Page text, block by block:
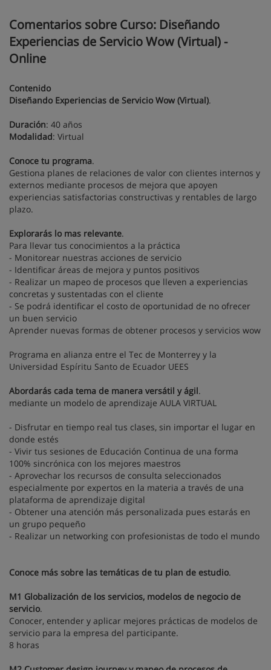
Comentarios sobre Curso: Diseñando
Experiencias de Servicio Wow (Virtual) -
Online
Contenido
Diseñando Experiencias de Servicio Wow (Virtual).
Duración: 40 años
Modalidad: Virtual
Conoce tu programa.
Gestiona planes de relaciones de valor con clientes internos y
externos mediante procesos de mejora que apoyen
experiencias satisfactorias constructivas y rentables de largo
plazo.
Explorarás lo mas relevante.
Para llevar tus conocimientos a la práctica
- Monitorear nuestras acciones de servicio
- Identificar áreas de mejora y puntos positivos
- Realizar un mapeo de procesos que lleven a experiencias
concretas y sustentadas con el cliente
- Se podrá identificar el costo de oportunidad de no ofrecer
un buen servicio
Aprender nuevas formas de obtener procesos y servicios wow
Programa en alianza entre el Tec de Monterrey y la
Universidad Espíritu Santo de Ecuador UEES
Abordarás cada tema de manera versátil y ágil.
mediante un modelo de aprendizaje AULA VIRTUAL
- Disfrutar en tiempo real tus clases, sin importar el lugar en
donde estés
- Vivir tus sesiones de Educación Continua de una forma
100% sincrónica con los mejores maestros
- Aprovechar los recursos de consulta seleccionados
especialmente por expertos en la materia a través de una
plataforma de aprendizaje digital
- Obtener una atención más personalizada pues estarás en
un grupo pequeño
- Realizar un networking con profesionistas de todo el mundo
Conoce más sobre las temáticas de tu plan de estudio.
M1 Globalización de los servicios, modelos de negocio de
servicio.
Conocer, entender y aplicar mejores prácticas de modelos de
servicio para la empresa del participante.
8 horas